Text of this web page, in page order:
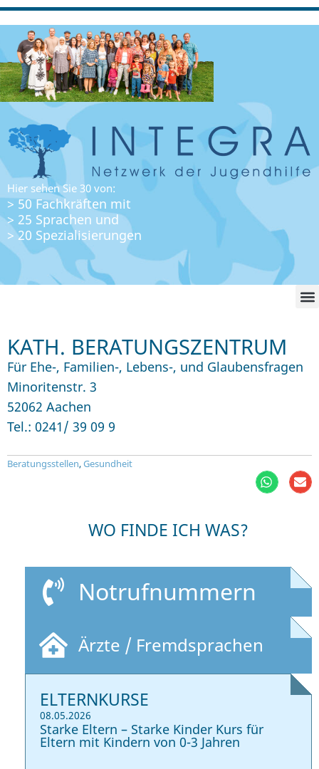
Hier sehen Sie 30 von:
> 50 Fachkräften mit
> 25 Sprachen und
> 20 Spezialisierungen
KATH. BERATUNGSZENTRUM
Für Ehe-, Familien-, Lebens-, und Glaubensfragen
Minoritenstr. 3
52062 Aachen
Tel.: 0241/ 39 09 9
Beratungsstellen,Gesundheit
WO FINDE ICH WAS?
Notrufnummern
Ärzte / Fremdsprachen
ELTERNKURSE
08.05.2026
Starke Eltern – Starke Kinder Kurs für
Eltern mit Kindern von 0-3 Jahren